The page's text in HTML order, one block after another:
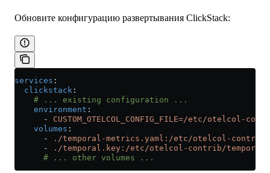
Обновите конфигурацию развертывания ClickStack:
services :
  clickstack
:
    # ... existing configuration ...
    environment
:
      -
CUSTOM_OTELCOL_CONFIG_FILE=/etc/otelcol-
    volumes
:
      -
./temporal-metrics.yaml:/etc/otelcol-contrib/
      -
./temporal.key:/etc/otelcol-contrib/
      # ... other volumes ...